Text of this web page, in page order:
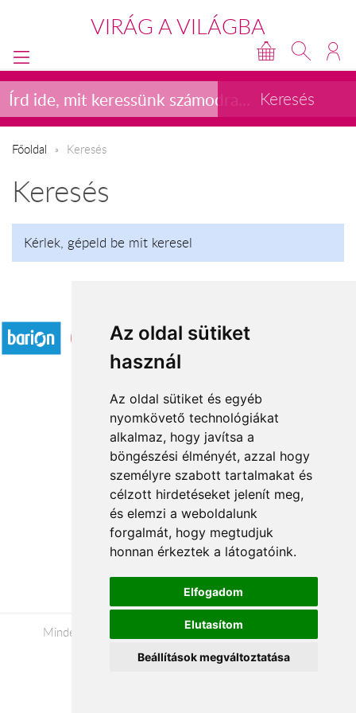
Az oldal sütiket
használ
Az oldal sütiket és egyéb
nyomkövető technológiákat
alkalmaz, hogy javítsa a
böngészési élményét, azzal hogy
személyre szabott tartalmakat és
célzott hirdetéseket jelenít meg,
és elemzi a weboldalunk
forgalmát, hogy megtudjuk
honnan érkeztek a látogatóink.
Elfogadom
Elutasítom
Beállítások megváltoztatása
VIRÁG A VILÁGBA
Főoldal Keresés
Keresés
Kérlek, gépeld be mit keresel
Rólunk
Általános információ
Kapcsolat
Partnereink
Virágüzletek
Á.SZ.F.
Adatkezelési tájékoztató
Minden jog fenntartva © 2026 |+36 20 488-8362
www.viragavilagba.hu